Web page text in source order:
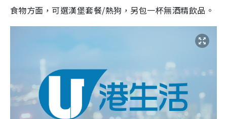
食物方面，可選漢堡套餐/熱狗，另包一杯無酒精飲品。